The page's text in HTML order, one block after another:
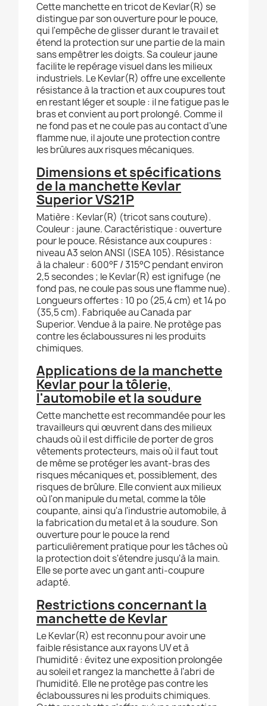
Cette manchette en tricot de Kevlar(R) se
distingue par son ouverture pour le pouce,
qui l'empêche de glisser durant le travail et
étend la protection sur une partie de la main
sans empêtrer les doigts. Sa couleur jaune
facilite le repérage visuel dans les milieux
industriels. Le Kevlar(R) offre une excellente
résistance à la traction et aux coupures tout
en restant léger et souple : il ne fatigue pas le
bras et convient au port prolongé. Comme il
ne fond pas et ne coule pas au contact d'une
flamme nue, il ajoute une protection contre
les brûlures aux risques mécaniques.
Dimensions et spécifications
de la manchette Kevlar
Superior VS21P
Matière : Kevlar(R) (tricot sans couture).
Couleur : jaune. Caractéristique : ouverture
pour le pouce. Résistance aux coupures :
niveau A3 selon ANSI (ISEA 105). Résistance
à la chaleur : 600°F / 315°C pendant environ
2,5 secondes ; le Kevlar(R) est ignifuge (ne
fond pas, ne coule pas sous une flamme nue).
Longueurs offertes : 10 po (25,4 cm) et 14 po
(35,5 cm). Fabriquée au Canada par
Superior. Vendue à la paire. Ne protège pas
contre les éclaboussures ni les produits
chimiques.
Applications de la manchette
Kevlar pour la tôlerie,
l'automobile et la soudure
Cette manchette est recommandée pour les
travailleurs qui œuvrent dans des milieux
chauds où il est difficile de porter de gros
vêtements protecteurs, mais où il faut tout
de même se protéger les avant-bras des
risques mécaniques et, possiblement, des
risques de brûlure. Elle convient aux milieux
où l'on manipule du metal, comme la tôle
coupante, ainsi qu'a l'industrie automobile, à
la fabrication du metal et à la soudure. Son
ouverture pour le pouce la rend
particulièrement pratique pour les tâches où
la protection doit s'étendre jusqu'à la main.
Elle se porte avec un gant anti-coupure
adapté.
Restrictions concernant la
manchette de Kevlar
Le Kevlar(R) est reconnu pour avoir une
faible résistance aux rayons UV et à
l'humidité : évitez une exposition prolongée
au soleil et rangez la manchette à l'abri de
l'humidité. Elle ne protège pas contre les
éclaboussures ni les produits chimiques.